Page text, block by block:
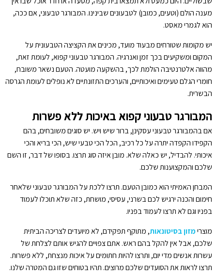
מענה הולם (וטעים, כמובן) לטבעונים שבינינו. המבורגר טבעוני, אם ככה,
הוא לגמרי מאסט.
יש מקומות שטורחים מבעוד מועד, מכינים את הקציצה הטבעונית על
המקום ומשקיעים בכך זמן ואנרגיה. המבורגר טבעוני קפוא, לעומת זאת,
מהווה אלטרנטיבה הולמת לכך, בהשקעה מועטה. הטעם נשאר משובח,
חומרי הגלם טעימים ואיכותיים, והערכים התזונתיים לא נופלים לעומת הגרסה
הבשרית.
המבורגר טבעוני קפוא באיכות ללא פשרות
אם בהמבורגר טבעוני עסקינן, ברור שיש ויש. יש סוגים משובחים, בהם
הקפידו הקפדה יתרה על כל רכיב, הכל הכי טבעי שיש, הכי בריא והכי
איכותי. להבדיל, יש כאלה שלא. מובן איזה סוג תרצו. בסופו של דבר, זו השם
שלכם והמקצוענות שלכם.
המבחן האמיתי הוא כמובן הטעם. תרצו ללכת על המבורגר טבעוני שלאחר
חימום והכנה ירגיש לכם בשרני, עסיסי, מושחת, כזה שלא תוכלו לעמוד
בפניו וגם לא תרצו לעמוד בפניו.
מוצרימזון בסיטונאות, מתוקף תפקידם, לא מיועדים לצריכה הביתית
שלכם, אבל אין להקל בהם ראש. אתם צפויים להגיש אותם לצלחת של
עשרות אנשים מדי יום, ותרצו להיות חתומים על איכות מנצחת, ללא פשרות.
תרצו לראות את הסועדים שלכם מרוצים. תהיו בטוחים שזו גם המטרה שלנו.